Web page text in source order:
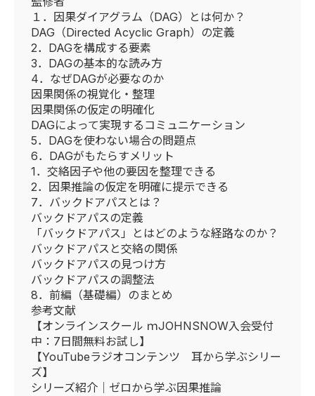
１．因果ダイアグラム（DAG）とは何か？
DAG（Directed Acyclic Graph）の定義
2．DAGを構成する要素
3．DAGの基本的な読み方
4．なぜDAGが必要なのか
因果関係の視覚化・整理
因果関係の仮定の明確化
DAGによって実現するコミュニケーション
5．DAGを使わない場合の問題点
6．DAGがもたらすメリット
1．交絡因子や他の要因を整理できる
2．因果推論の仮定を明確に提示できる
7．バックドアパスとは？
バックドアパスの定義
「バックドアパス」とはどのような経路なのか？
バックドアパスと交絡の関係
バックドアパスの見つけ方
バックドアパスの調整法
8．前編（基礎編）のまとめ
参考文献
【オンラインスクール ｍJOHNSNOW入会受付
中：7日間無料お試し】
【YouTubeラジオコンテンツ 耳から学ぶシリー
ズ】
シリーズ紹介｜ゼロから学ぶ因果推論